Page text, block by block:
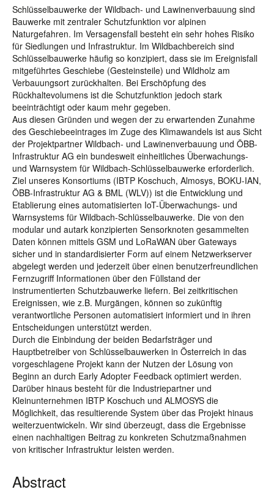
Schlüsselbauwerke der Wildbach- und Lawinenverbauung sind
Bauwerke mit zentraler Schutzfunktion vor alpinen
Naturgefahren. Im Versagensfall besteht ein sehr hohes Risiko
für Siedlungen und Infrastruktur. Im Wildbachbereich sind
Schlüsselbauwerke häufig so konzipiert, dass sie im Ereignisfall
mitgeführtes Geschiebe (Gesteinsteile) und Wildholz am
Verbauungsort zurückhalten. Bei Erschöpfung des
Rückhaltevolumens ist die Schutzfunktion jedoch stark
beeinträchtigt oder kaum mehr gegeben.
Aus diesen Gründen und wegen der zu erwartenden Zunahme
des Geschiebeeintrages im Zuge des Klimawandels ist aus Sicht
der Projektpartner Wildbach- und Lawinenverbauung und ÖBB-
Infrastruktur AG ein bundesweit einheitliches Überwachungs-
und Warnsystem für Wildbach-Schlüsselbauwerke erforderlich.
Ziel unseres Konsortiums (IBTP Koschuch, Almosys, BOKU-IAN,
ÖBB-Infrastruktur AG & BML (WLV)) ist die Entwicklung und
Etablierung eines automatisierten IoT-Überwachungs- und
Warnsystems für Wildbach-Schlüsselbauwerke. Die von den
modular und autark konzipierten Sensorknoten gesammelten
Daten können mittels GSM und LoRaWAN über Gateways
sicher und in standardisierter Form auf einem Netzwerkserver
abgelegt werden und jederzeit über einen benutzerfreundlichen
Fernzugriff Informationen über den Füllstand der
instrumentierten Schutzbauwerke liefern. Bei zeitkritischen
Ereignissen, wie z.B. Murgängen, können so zukünftig
verantwortliche Personen automatisiert informiert und in ihren
Entscheidungen unterstützt werden.
Durch die Einbindung der beiden Bedarfsträger und
Hauptbetreiber von Schlüsselbauwerken in Österreich in das
vorgeschlagene Projekt kann der Nutzen der Lösung von
Beginn an durch Early Adopter Feedback optimiert werden.
Darüber hinaus besteht für die Industriepartner und
Kleinunternehmen IBTP Koschuch und ALMOSYS die
Möglichkeit, das resultierende System über das Projekt hinaus
weiterzuentwickeln. Wir sind überzeugt, dass die Ergebnisse
einen nachhaltigen Beitrag zu konkreten Schutzmaßnahmen
von kritischer Infrastruktur leisten werden.
Abstract